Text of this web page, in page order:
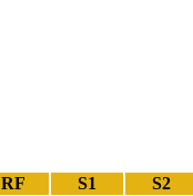
RF S1 S2